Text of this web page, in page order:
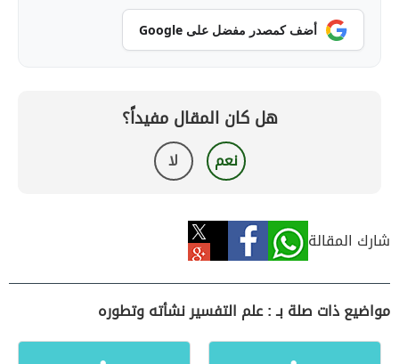
أضف كمصدر مفضل على Google
هل كان المقال مفيداً؟
نعم لا
شارك المقالة
مواضيع ذات صلة بـ : علم التفسير نشأته وتطوره